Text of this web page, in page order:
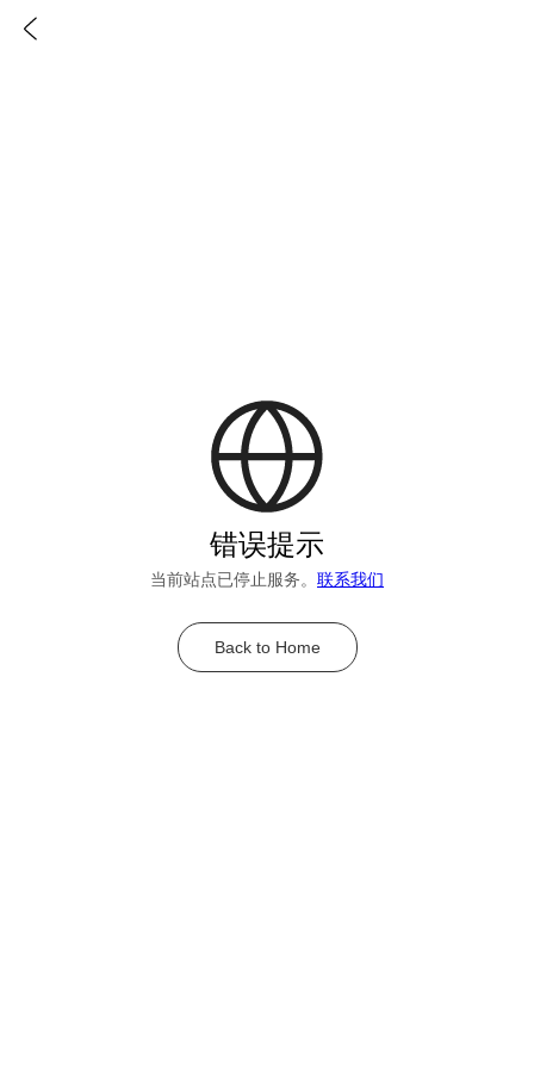
错误提示
当前站点已停止服务。 联系我们
Back to Home